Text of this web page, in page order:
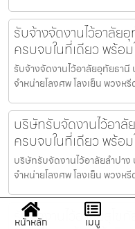
รับจ้างจัดงานไว้อาลั
ครบจบในที่เดียว พร้อ
รับจ้างจัดงานไว้อาลัยอุทัยธา
จำหน่ายโลงศพ โลงเย็น พวงห
บริษัทรับจัดงานไว้อา
ครบจบในที่เดียว พร้อ
บริษัทรับจัดงานไว้อาลัยลำปา
จำหน่ายโลงศพ โลงเย็น พวงห
รับจัดงานไว้อาลัยสุโ
หน้าหลัก เมนู